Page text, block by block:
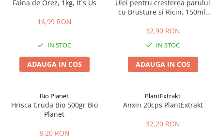
Pentru antrenament
Sarcina si alaptare
Ulei de Cocos
Alte produse din Cocos
Faina de Orez, 1kg, It`s Us
16,99 RON
IN STOC
ADAUGA IN COS
Ulei pentru cresterea parului
cu Brusture si Ricin, 150ml,
32,90 RON
IN STOC
ADAUGA IN COS
Bio Planet
Hrisca Cruda Bio 500gr Bio
Planet
8,20 RON
PlantExtrakt
Anxin 20cps PlantExtrakt
32,20 RON